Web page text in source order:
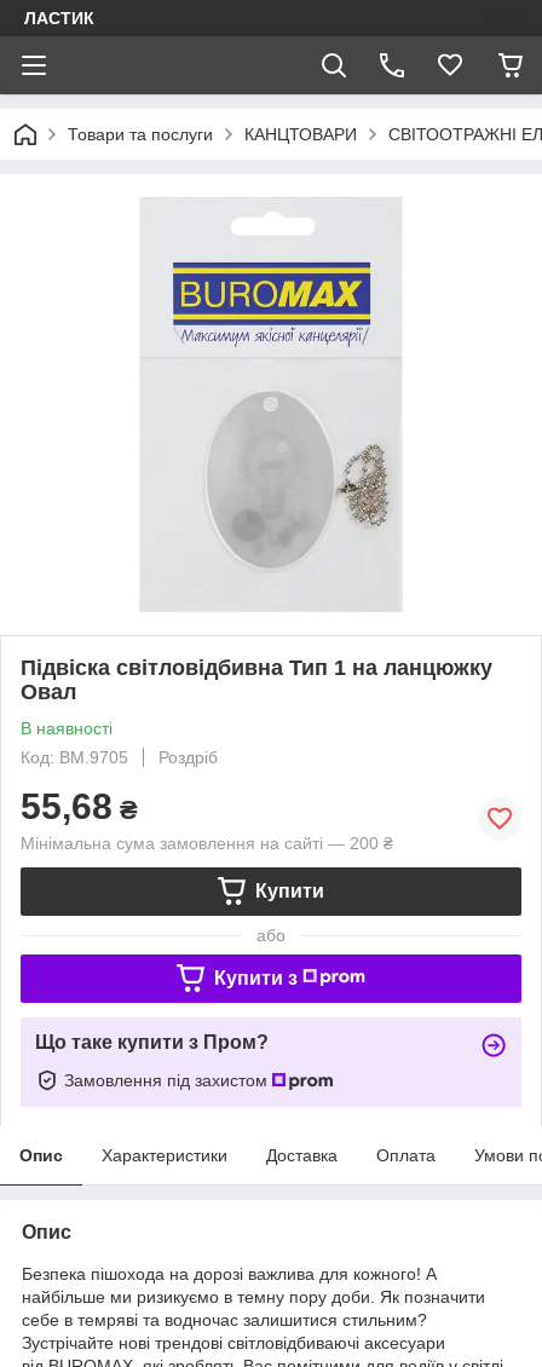
ЛАСТИК
Товари та послуги КАНЦТОВАРИ СВІТООТРАЖНІ
Підвіска світловідбивна Тип 1 на ланцюжку
Овал
В наявності
Код: BM.9705
Роздріб
55,68 ₴
Мінімальна сума замовлення на сайті — 200 ₴
Купити
або
Купити з
Що таке купити з Пром?
Замовлення під захистом
Опис Характеристики Доставка Оплата Умови
Опис
Безпека пішохода на дорозі важлива для кожного! А
найбільше ми ризикуємо в темну пору доби. Як позначити
себе в темряві та водночас залишитися стильним?
Зустрічайте нові трендові світловідбиваючі аксесуари